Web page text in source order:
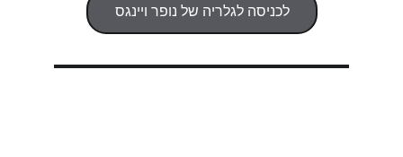
לכניסה לגלריה של נופר ויינגס